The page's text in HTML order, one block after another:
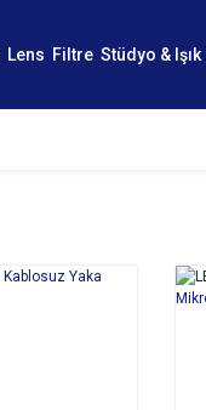
Lens Filtre Stüdyo & Işık